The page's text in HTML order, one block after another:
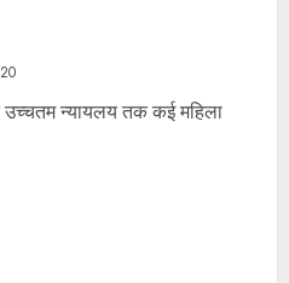
न्यायलय तक कई महिला